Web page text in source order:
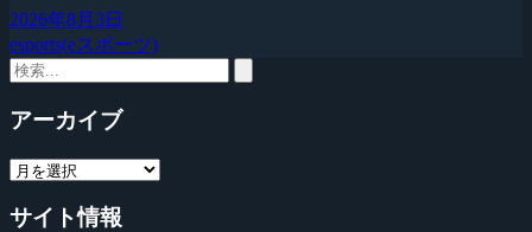
2026年8月3日
esports(eスポーツ)
アーカイブ
サイト情報